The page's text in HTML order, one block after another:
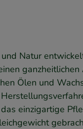
Natur
ganzheitlichen
Ölen und
einzigartige